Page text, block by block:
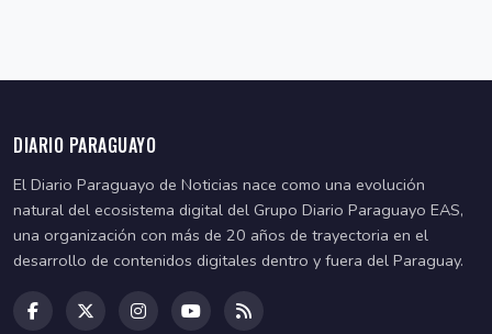
DIARIO PARAGUAYO
El Diario Paraguayo de Noticias nace como una evolución
natural del ecosistema digital del Grupo Diario Paraguayo EAS,
una organización con más de 20 años de trayectoria en el
desarrollo de contenidos digitales dentro y fuera del Paraguay.